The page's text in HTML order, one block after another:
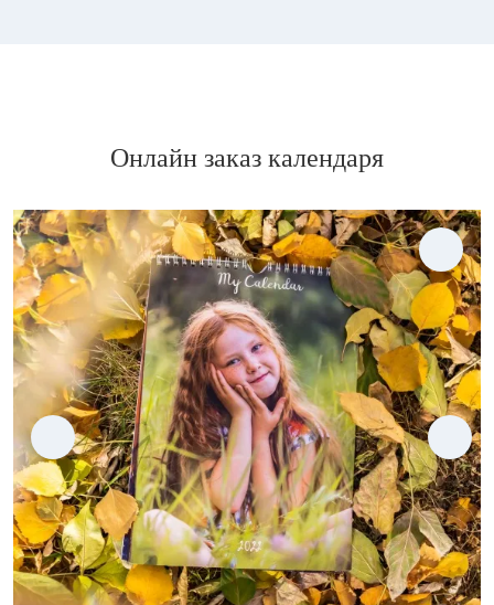
Онлайн заказ календаря